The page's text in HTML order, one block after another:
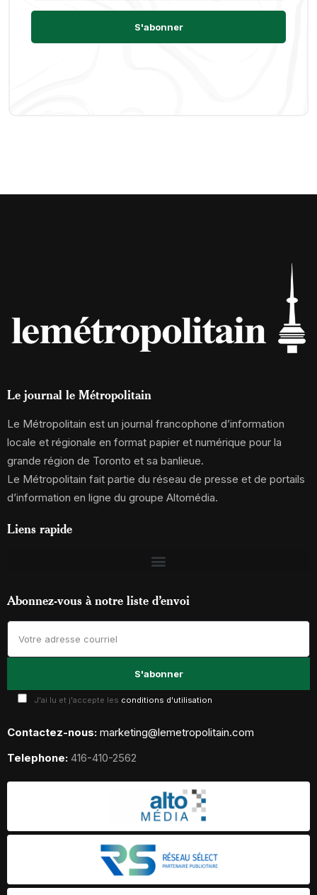
Le journal le Métropolitain
Le Métropolitain est un journal francophone d’information
locale et régionale en format papier et numérique pour la
grande région de Toronto et sa banlieue.
Le Métropolitain fait partie du réseau de presse et de portails
d’information en ligne du groupe Altomédia.
Liens rapide
Abonnez-vous à notre liste d’envoi
J'ai lu et j'accepte les conditions d'utilisation
Contactez-nous: marketing@lemetropolitain.com
Telephone: 416-410-2562